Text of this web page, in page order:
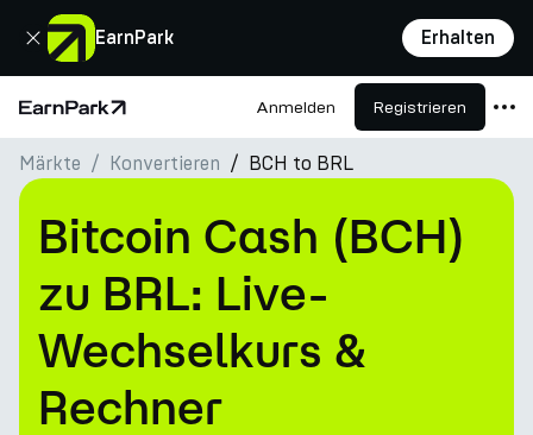
EarnPark Erhalten
Schließen
Startseite Anmelden Registrieren
Produkte
Märkte
Rechner
PARK Token
Ressourcen
Unternehmen
Märkte Konvertieren BCH to BRL
Bitcoin Cash (BCH)
zu BRL: Live-
Wechselkurs &
Rechner